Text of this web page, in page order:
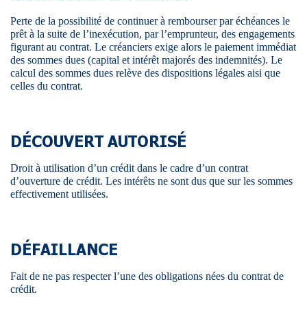
Perte de la possibilité de continuer à rembourser par échéances le
prêt à la suite de l’inexécution, par l’emprunteur, des engagements
figurant au contrat. Le créanciers exige alors le paiement immédiat
des sommes dues (capital et intérêt majorés des indemnités). Le
calcul des sommes dues relève des dispositions légales aisi que
celles du contrat.
DÉCOUVERT AUTORISÉ
Droit à utilisation d’un crédit dans le cadre d’un contrat
d’ouverture de crédit. Les intérêts ne sont dus que sur les sommes
effectivement utilisées.
DÉFAILLANCE
Fait de ne pas respecter l’une des obligations nées du contrat de
crédit.